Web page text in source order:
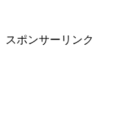
スポンサーリンク